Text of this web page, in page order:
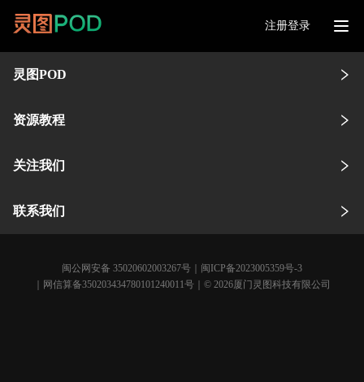
注册登录
灵图POD
资源教程
关注我们
联系我们
闽公网安备 35020602003267号
闽ICP备2023005359号-3
｜网信算备350203434780101240011号｜© 2026厦门灵图科技有限公司